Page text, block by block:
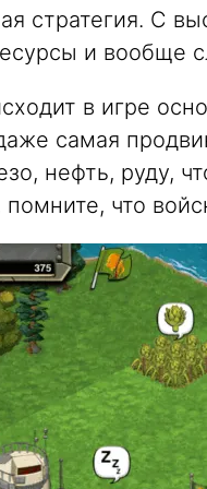
стратегия. С
и вообще
в игре
самая
нефть, руду,
помните, что